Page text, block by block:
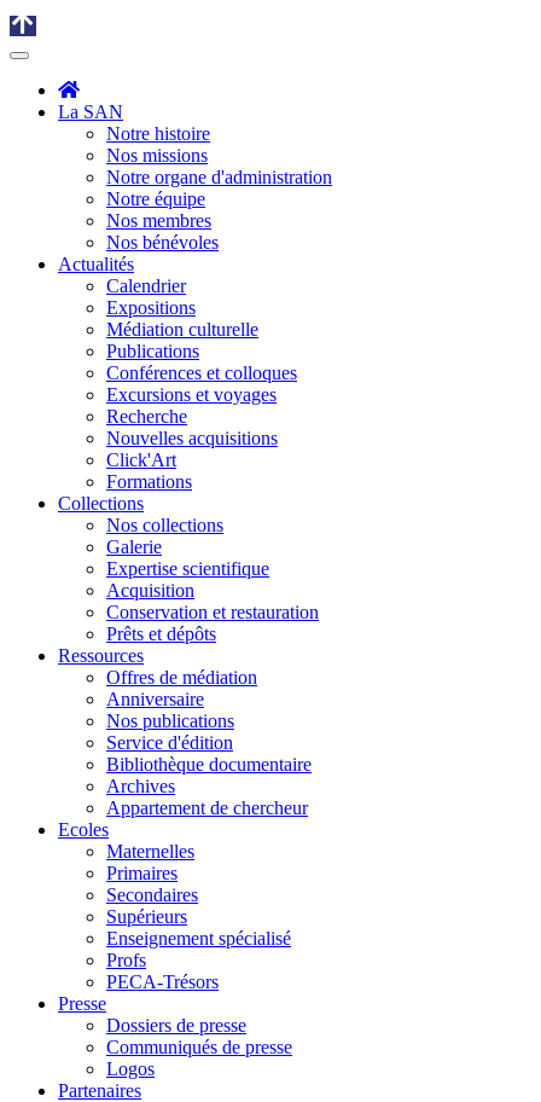
La SAN
Notre histoire
Nos missions
Notre organe d'administration
Notre équipe
Nos membres
Nos bénévoles
Actualités
Calendrier
Expositions
Médiation culturelle
Publications
Conférences et colloques
Excursions et voyages
Recherche
Nouvelles acquisitions
Click'Art
Formations
Collections
Nos collections
Galerie
Expertise scientifique
Acquisition
Conservation et restauration
Prêts et dépôts
Ressources
Offres de médiation
Anniversaire
Nos publications
Service d'édition
Bibliothèque documentaire
Archives
Appartement de chercheur
Ecoles
Maternelles
Primaires
Secondaires
Supérieurs
Enseignement spécialisé
Profs
PECA-Trésors
Presse
Dossiers de presse
Communiqués de presse
Logos
Partenaires